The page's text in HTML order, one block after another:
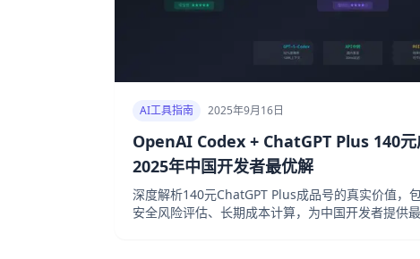
AI工具指南 2025年9月16日
OpenAI Codex + ChatGPT Plus 140元
2025年中国开发者最优解
深度解析140元ChatGPT Plus成品号的真实价值，
安全风险评估、长期成本计算，为中国开发者提供